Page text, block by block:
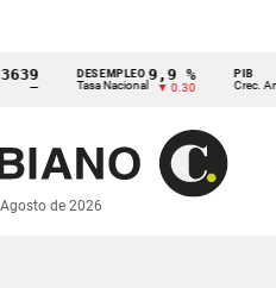
DESEMPLEO
Tasa Nacional
9,9 %
▼ 0.30
PIB
Crec. Anual ▲
de 2026